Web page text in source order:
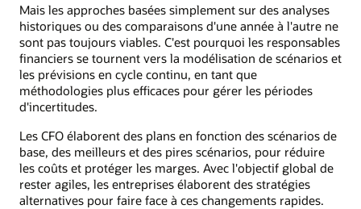
Mais les approches basées simplement sur des analyses
historiques ou des comparaisons d'une année à l'autre ne
sont pas toujours viables. C'est pourquoi les responsables
financiers se tournent vers la modélisation de scénarios et
les prévisions en cycle continu, en tant que
méthodologies plus efficaces pour gérer les périodes
d'incertitudes.
Les CFO élaborent des plans en fonction des scénarios de
base, des meilleurs et des pires scénarios, pour réduire
les coûts et protéger les marges. Avec l'objectif global de
rester agiles, les entreprises élaborent des stratégies
alternatives pour faire face à ces changements rapides.